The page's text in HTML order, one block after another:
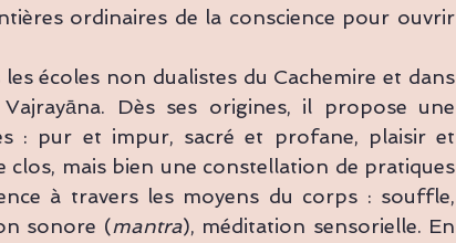
ordinaires de la conscience pour ouvrir
écoles non dualistes du Cachemire et dans
Dès ses origines, il propose une
: pur et impur, sacré et profane, plaisir et
clos, mais bien une constellation de pratiques
à travers les moyens du corps : souffle,
sonore (mantra), méditation sensorielle. En